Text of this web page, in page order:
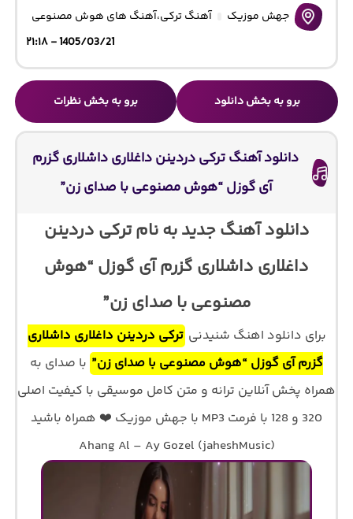
جهش موزیک آهنگ ترکی،آهنگ های هوش مصنوعی
1405/03/21 - ۲۱:۱۸
برو به بخش دانلود برو به بخش نظرات
دانلود آهنگ ترکی دردینن داغلاری داشلاری گزرم
آی گوزل “هوش مصنوعی با صدای زن”
دانلود آهنگ جدید به نام ترکی دردینن
داغلاری داشلاری گزرم آی گوزل “هوش
مصنوعی با صدای زن”
برای دانلود اهنگ شنیدنی ترکی دردینن داغلاری داشلاری
گزرم آی گوزل “هوش مصنوعی با صدای زن” با صدای به
همراه پخش آنلاین ترانه و متن کامل موسیقی با کیفیت اصلی
320 و 128 با فرمت MP3 با جهش موزیک ❤️ همراه باشید
Ahang Al – Ay Gozel (jaheshMusic)